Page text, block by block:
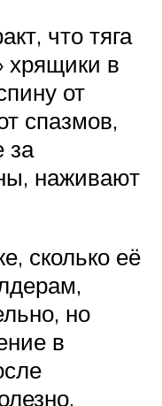
что тяга
хрящики в
от
спазмов,
за
наживают
сколько её
но
в